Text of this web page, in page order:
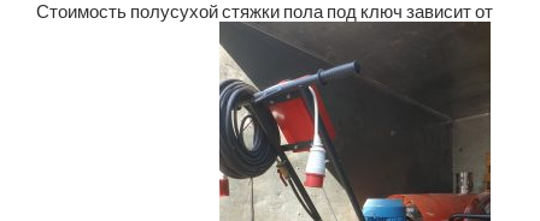
Стоимость полусухой стяжки пола под ключ зависит от